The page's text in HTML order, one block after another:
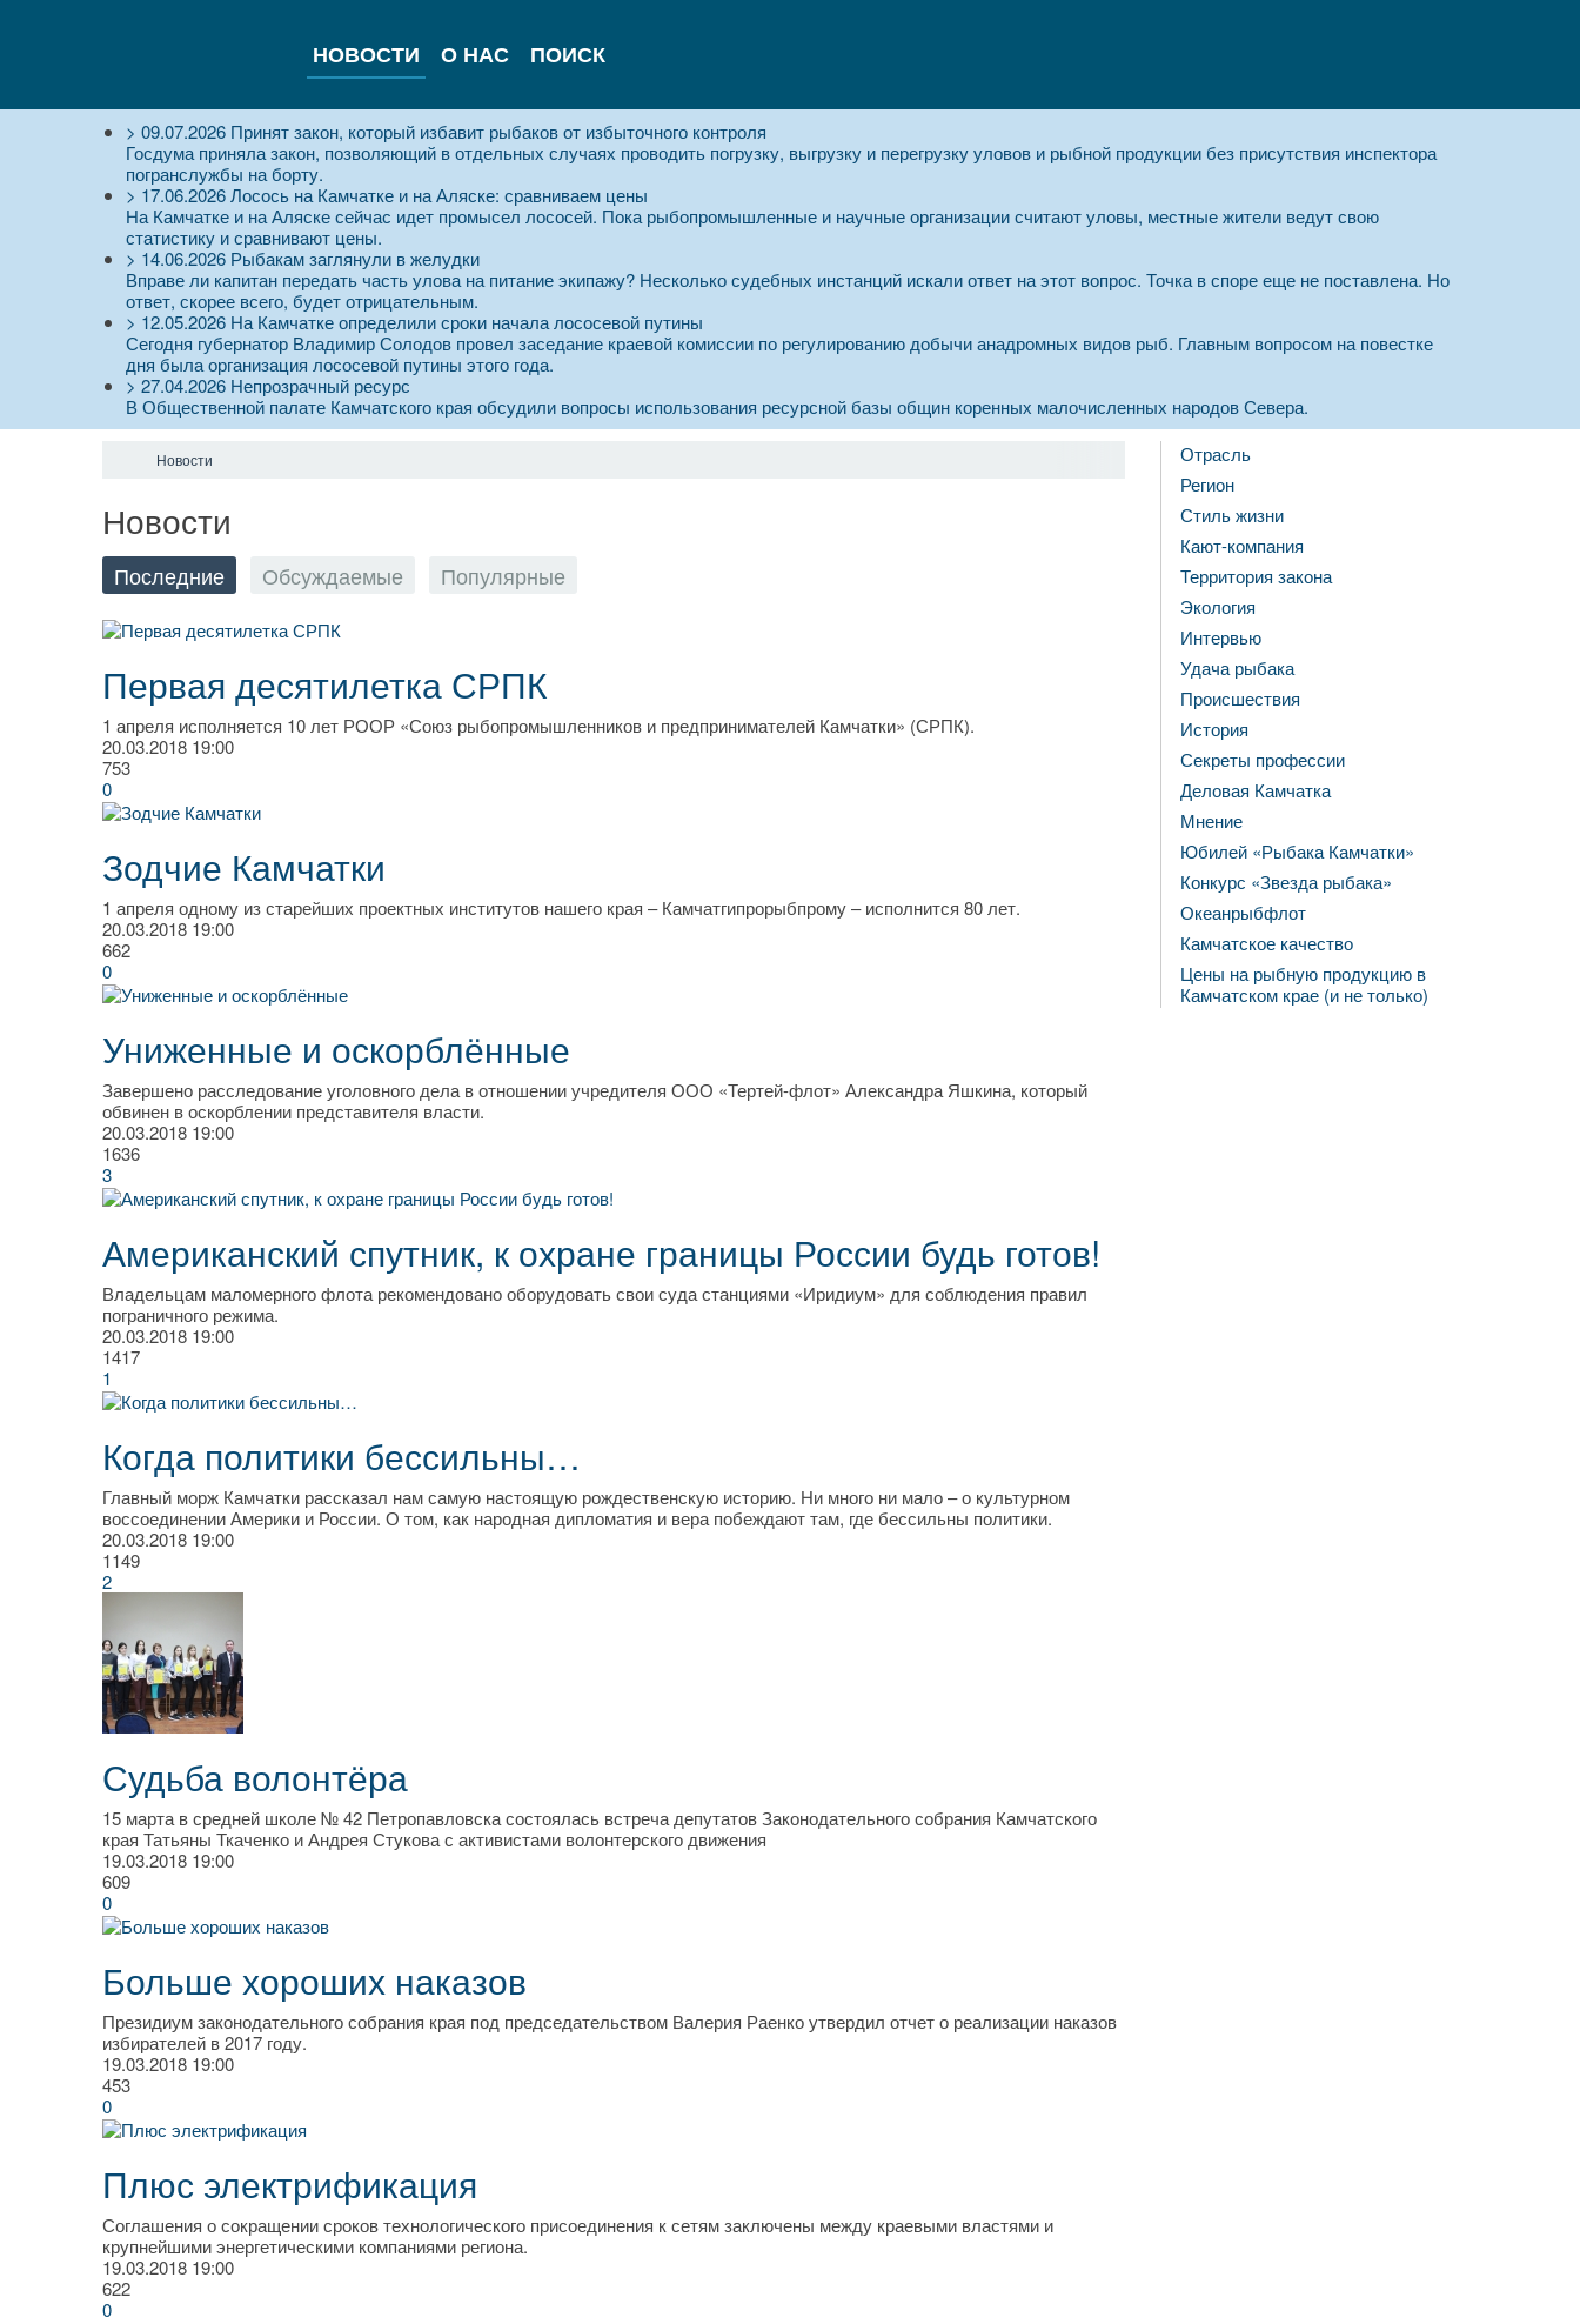
НОВОСТИ О НАС ПОИСК
> 09.07.2026 Принят закон, который избавит рыбаков от избыточного контроля
Госдума приняла закон, позволяющий в отдельных случаях проводить погрузку, выгрузку и перегрузку уловов и рыбной продукции без присутствия инспектора
погранслужбы на борту.
> 17.06.2026Лосось на Камчатке и на Аляске: сравниваем цены
На Камчатке и на Аляске сейчас идет промысел лососей. Пока рыбопромышленные и научные организации считают уловы, местные жители ведут свою
статистику и сравнивают цены.
> 14.06.2026 Рыбакам заглянули в желудки
Вправе ли капитан передать часть улова на питание экипажу? Несколько судебных инстанций искали ответ на этот вопрос. Точка в споре еще не поставлена. Но
ответ, скорее всего, будет отрицательным.
> 12.05.2026 На Камчатке определили сроки начала лососевой путины
Сегодня губернатор Владимир Солодов провел заседание краевой комиссии по регулированию добычи анадромных видов рыб. Главным вопросом на повестке
дня была организация лососевой путины этого года.
> 27.04.2026 Непрозрачный ресурс
В Общественной палате Камчатского края обсудили вопросы использования ресурсной базы общин коренных малочисленных народов Севера.
Новости
Новости
Последние Обсуждаемые Популярные
Первая десятилетка СРПК
1 апреля исполняется 10 лет РООР «Союз рыбопромышленников и предпринимателей Камчатки» (СРПК).
20.03.2018 19:00
753
0
Зодчие Камчатки
1 апреля одному из старейших проектных институтов нашего края – Камчатгипрорыбпрому – исполнится 80 лет.
20.03.2018 19:00
662
0
Униженные и оскорблённые
Завершено расследование уголовного дела в отношении учредителя ООО «Тертей-флот» Александра Яшкина, который
обвинен в оскорблении представителя власти.
20.03.2018 19:00
1636
3
Американский спутник, к охране границы России будь готов!
Владельцам маломерного флота рекомендовано оборудовать свои суда станциями «Иридиум» для соблюдения правил
пограничного режима.
20.03.2018 19:00
1417
1
Когда политики бессильны…
Главный морж Камчатки рассказал нам самую настоящую рождественскую историю. Ни много ни мало – о культурном
воссоединении Америки и России. О том, как народная дипломатия и вера побеждают там, где бессильны политики.
20.03.2018 19:00
1149
2
Судьба волонтёра
15 марта в средней школе № 42 Петропавловска состоялась встреча депутатов Законодательного собрания Камчатского
края Татьяны Ткаченко и Андрея Стукова с активистами волонтерского движения
19.03.2018 19:00
609
0
Больше хороших наказов
Президиум законодательного собрания края под председательством Валерия Раенко утвердил отчет о реализации наказов
избирателей в 2017 году.
19.03.2018 19:00
453
0
Плюс электрификация
Соглашения о сокращении сроков технологического присоединения к сетям заключены между краевыми властями и
крупнейшими энергетическими компаниями региона.
19.03.2018 19:00
622
0
Отрасль
Регион
Стиль жизни
Кают-компания
Территория закона
Экология
Интервью
Удача рыбака
Происшествия
История
Секреты профессии
Деловая Камчатка
Мнение
Юбилей «Рыбака Камчатки»
Конкурс «Звезда рыбака»
Океанрыбфлот
Камчатское качество
Цены на рыбную продукцию в
Камчатском крае (и не только)